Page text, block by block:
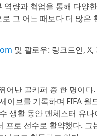
량과 협업을 통해 다양
그 어느 때보다 더 많
및 팔로우: 링크드인,
어난 골키퍼 중 한 명이
이브를 기록하며 FIFA
생활 동안 맨체스터
로 선수로 활약했다.